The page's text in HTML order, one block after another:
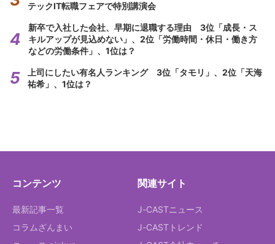
テックIT転職フェアで特別講演会
新卒で入社した会社、早期に退職する理由 3位「成長・ス
キルアップが見込めない」、2位「労働時間・休日・働き方
などの労働条件」、1位は？
上司にしたい有名人ランキング 3位「タモリ」、2位「天海
祐希」、1位は？
コンテンツ
最新記事一覧
コラムざんまい
関連サイト
J-CASTニュース
J-CASTトレンド